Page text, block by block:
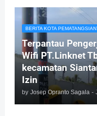
BERITA KOTA
Terpantau
Wifi PT.Linknet
kecamatan
Izin
by Josep Opranto Sagala -